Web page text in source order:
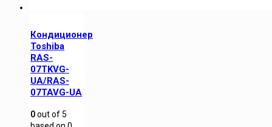
Кондиционер
Toshiba
RAS-
07TKVG-
UA/RAS-
07TAVG-UA
0out of5